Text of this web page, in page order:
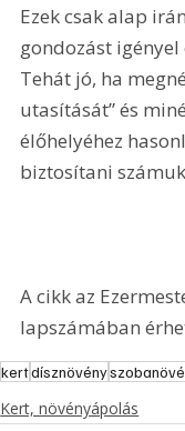
Ezek csak alap
gondozást
Tehát jó, ha
utasítását” és
élőhelyéhez
biztosítani
A cikk az
lapszámában
kertdísznövény
Kert, növényápolás